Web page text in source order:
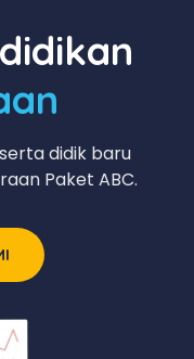
didik baru
Paket ABC.